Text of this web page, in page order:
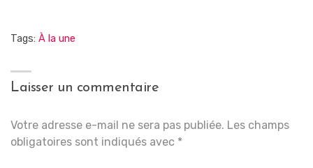
Tags: À la une
Laisser un commentaire
Votre adresse e-mail ne sera pas publiée. Les champs
obligatoires sont indiqués avec *